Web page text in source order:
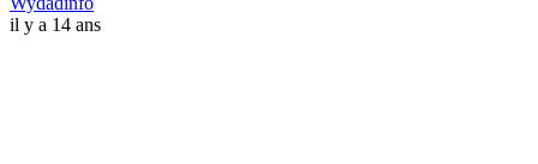
il y a 14 ans